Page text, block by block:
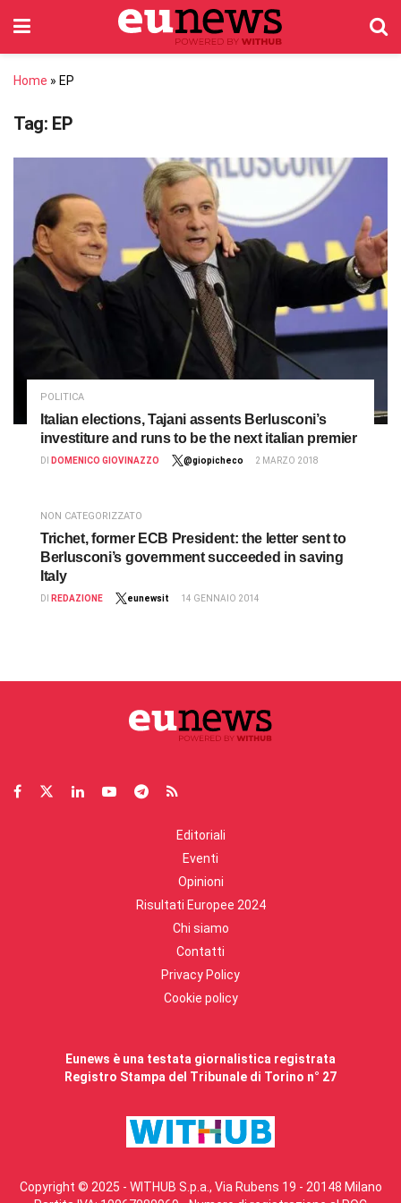
Home » EP
Tag: EP
POLITICA
Italian elections, Tajani assents Berlusconi’s
investiture and runs to be the next italian premier
DI DOMENICO GIOVINAZZO @giopicheco 2 MARZO 2018
NON CATEGORIZZATO
Trichet, former ECB President: the letter sent to
Berlusconi’s government succeeded in saving
Italy
DI REDAZIONE eunewsit 14 GENNAIO 2014
Editoriali
Eventi
Opinioni
Risultati Europee 2024
Chi siamo
Contatti
Privacy Policy
Cookie policy
Eunews è una testata giornalistica registrata
Registro Stampa del Tribunale di Torino n° 27
Copyright © 2025 - WITHUB S.p.a., Via Rubens 19 - 20148 Milano